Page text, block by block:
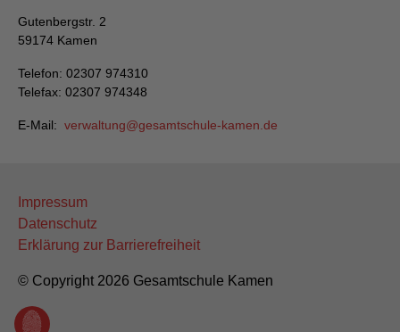
Gutenbergstr. 2
59174 Kamen
Telefon: 02307 974310
Telefax: 02307 974348
E-Mail: verwaltung gesamtschule-kamen de
Impressum
Datenschutz
Erklärung zur Barrierefreiheit
© Copyright 2026 Gesamtschule Kamen